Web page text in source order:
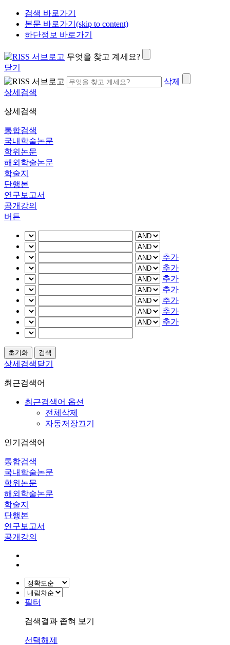
검색 바로가기
본문 바로가기(skip to content)
하단정보 바로가기
무엇을 찾고 계세요?
닫기
삭제
상세검색
상세검색
통합검색
국내학술논문
학위논문
해외학술논문
학술지
단행본
연구보고서
공개강의
버튼
추가
추가
추가
추가
추가
추가
추가
상세검색닫기
최근검색어
최근검색어 옵션
전체삭제
자동저장끄기
인기검색어
통합검색
국내학술논문
학위논문
해외학술논문
학술지
단행본
연구보고서
공개강의
필터
검색결과 좁혀 보기
선택해제